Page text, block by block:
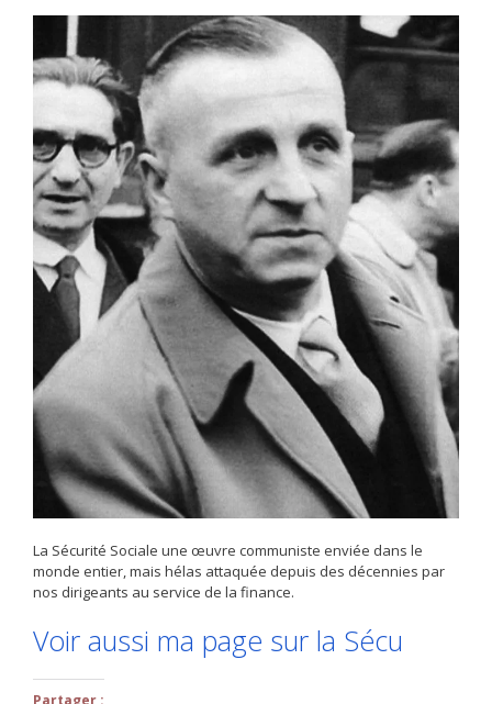
La Sécurité Sociale une œuvre communiste enviée dans le
monde entier, mais hélas attaquée depuis des décennies par
nos dirigeants au service de la finance.
Voir aussi ma page sur la Sécu